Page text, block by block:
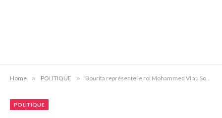
Home » POLITIQUE » Bourita représente le roi Mohammed VI au Sommet arabe et du développement dans la capitale irakienne, Bagdad
POLITIQUE